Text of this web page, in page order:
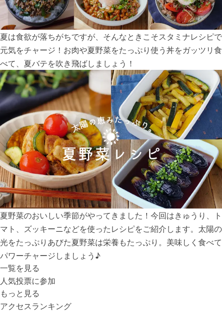
夏は食欲が落ちがちですが、そんなときこそスタミナレシピで
元気をチャージ！お肉や夏野菜をたっぷり使う丼をガッツリ食
べて、夏バテを吹き飛ばしましょう！
夏野菜のおいしい季節がやってきました！今回はきゅうり、ト
マト、ズッキーニなどを使ったレシピをご紹介します。太陽の
光をたっぷりあびた夏野菜は栄養もたっぷり。美味しく食べて
パワーチャージしましょう♪
一覧を見る
人気投票に参加
もっと見る
アクセスランキング